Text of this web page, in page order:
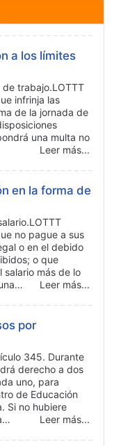
a los límites
trabajo.LOTTT
infrinja las
de la jornada de
una multa no
Leer más...
en la forma de
no pague a sus
o en el debido
o que
más de lo
Leer más...
por
345. Durante
derecho a dos
uno, para
de Educación
Si no hubiere
Leer más...